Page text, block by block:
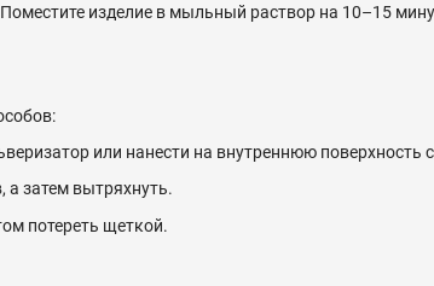
изделие в мыльный раствор на 10–15
или нанести на внутреннюю
а затем вытряхнуть.
потереть щеткой.